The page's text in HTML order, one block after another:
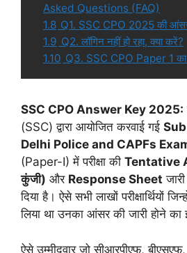
Asked Questions (FAQ)
1.8 Q1. SSC CPO 2025 की
1.9 Q2. लॉगिन नहीं हो रहा, क्या करें?
1.10 Q3. SSC CPO Paper 1 का
SSC CPO Answer Key 2025:
(SSC) द्वारा आयोजित करवाई गई
Delhi Police and CAPFs
(Paper-I) में परीक्षा की Tentative
कुंजी) और Response Sheet
दिया है। ऐसे सभी लाखों परीक्षार्थियों
लिया था उनका आंसर की जारी होने का
ऐसे उम्मीदवार जो सीआरपीएफ,